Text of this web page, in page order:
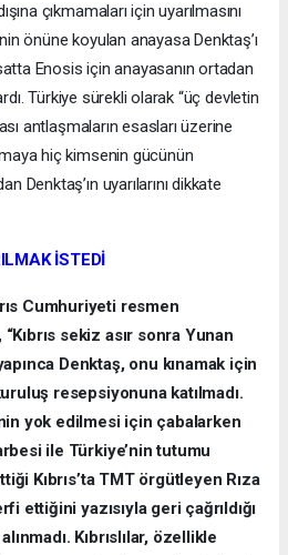
çıkmamaları için uyarılmasını
önüne koyulan anayasa Denktaş’ı
Enosis için anayasanın ortadan
Türkiye sürekli olarak “üç devletin
antlaşmaların esasları üzerine
hiç kimsenin gücünün
Denktaş’ın uyarılarını dikkate
İSTEDİ
Cumhuriyeti resmen
sekiz asır sonra Yunan
Denktaş, onu kınamak için
resepsiyonuna katılmadı.
yok edilmesi için çabalarken
ile Türkiye’nin tutumu
Kıbrıs’ta TMT örgütleyen Rıza
ettiğini yazısıyla geri çağrıldığı
Kıbrıslılar, özellikle